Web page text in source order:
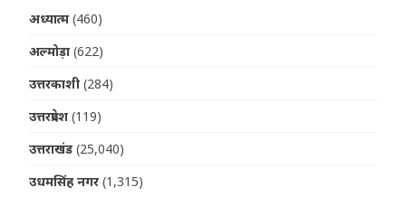
अध्यात्म (460)
अल्मोड़ा (622)
उत्तरकाशी (284)
उत्तरप्रदेश (119)
उत्तराखंड (25,040)
उधमसिंह नगर (1,315)